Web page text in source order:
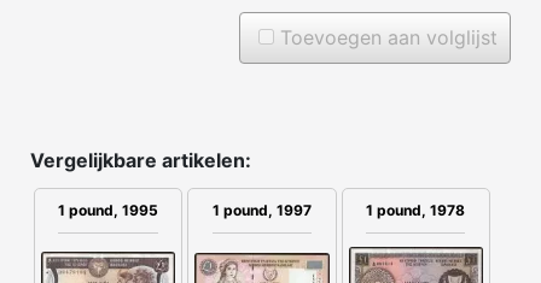
Toevoegen aan volglijst
Vergelijkbare artikelen:
1 pound, 1995 1 pound, 1997 1 pound, 1978